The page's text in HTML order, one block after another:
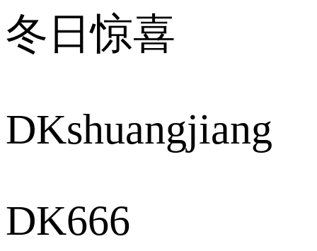
冬日惊喜
DKshuangjiang
DK666